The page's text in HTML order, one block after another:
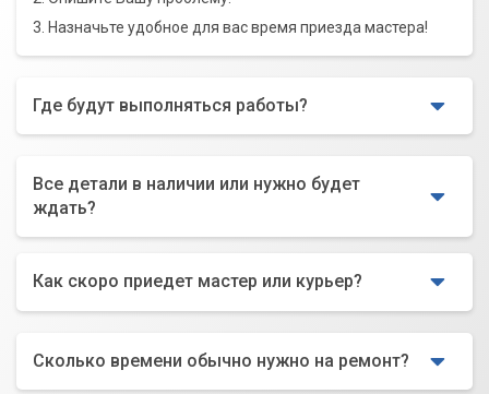
3. Назначьте удобное для вас время приезда мастера!
Где будут выполняться работы?
Все детали в наличии или нужно будет
ждать?
Как скоро приедет мастер или курьер?
Сколько времени обычно нужно на ремонт?